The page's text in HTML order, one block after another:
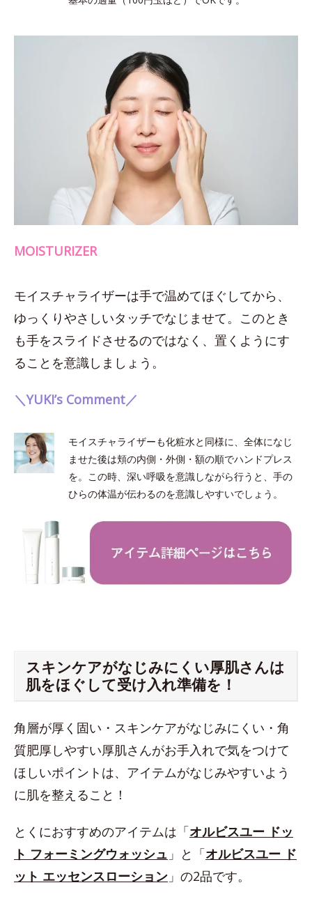
MOISTURIZER
モイスチャライザーは手で温めてほぐしてから、
ゆっくりやさしいタッチでなじませて。このとき
も手をスライドさせるのではなく、置くようにす
ることを意識しましょう。
＼YUKI’s Comment／
モイスチャライザーも化粧水と同様に、全体になじ
ませた後は頬の内側・外側・額の順でハンドプレス
を。この時、深い呼吸を意識しながら行うと、手の
ひらの体温が伝わるのを意識しやすいでしょう。
スキンケアがなじみにくい厚肌さんは
肌をほぐして受け入れ準備を！
角層が厚く固い・スキンケアがなじみにくい・角
質肥厚しやすい厚肌さんがお手入れで気をつけて
ほしいポイントは、アイテムがなじみやすいよう
に肌を整えること！
とくにおすすめのアイテムは「オルビスユー ドッ
ト フォーミングウォッシュ 」と「オルビスユー ド
ット エッセンスローション 」の2品です。